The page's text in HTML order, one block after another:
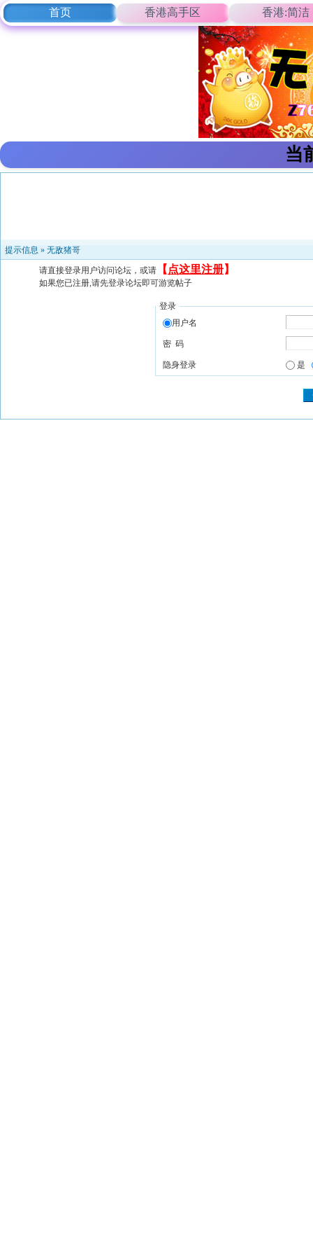
首页 香港高手区 香港:简洁
当
提示信息 » 无敌猪哥
请直接登录用户访问论坛，或请 【 点这里注册】
如果您已注册,请先登录论坛即可游览帖子
登录
用户名
密 码
隐身登录 是